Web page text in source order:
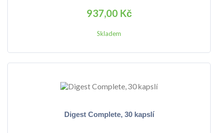
937,00 Kč
Skladem
Digest Complete, 30 kapslí